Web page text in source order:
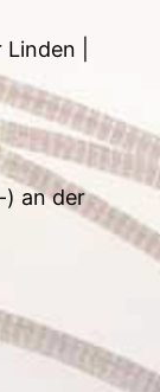
|
) an der